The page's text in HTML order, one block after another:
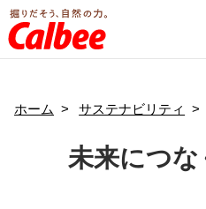
ホーム > サステナビリティ >
未来につ